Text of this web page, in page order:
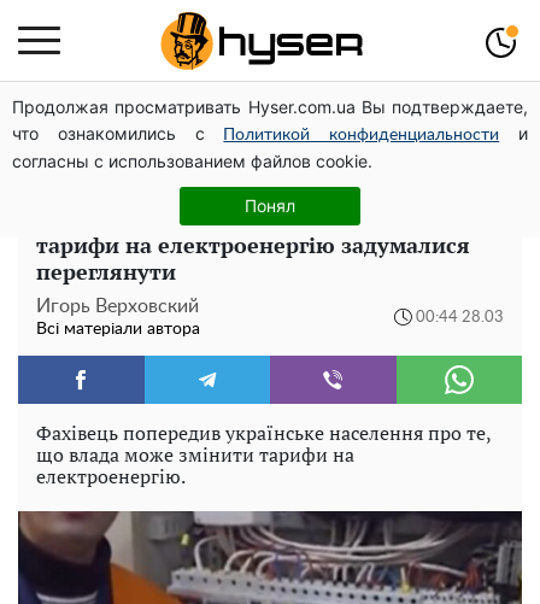
Продолжая просматривать Hyser.com.ua Вы подтверждаете,
что ознакомились с
Политикой конфиденциальности
и
согласны с использованием файлов cookie.
Понял
Дрони із націнкою: Олександр Конотопський вивів
мільйони оборонного бюджету через фіктивну фірму в
Естонії
Комунальний удар торкнеться кожного:
тарифи на електроенергію задумалися
переглянути
Игорь Верховский
Всі матеріали автора
00:44 28.03
Фахівець попередив українське населення про те,
що влада може змінити тарифи на
електроенергію.